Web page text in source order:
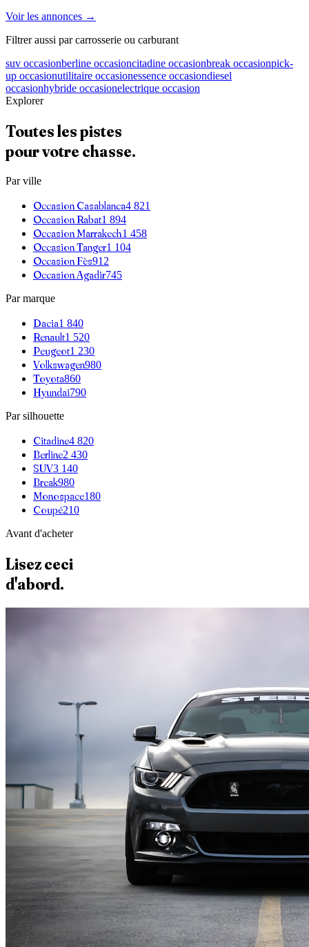
Voir les annonces →
Filtrer aussi par carrosserie ou carburant
suv occasionberline occasioncitadine occasionbreak occasionpick-
up occasionutilitaire occasionessence occasiondiesel
occasionhybride occasionelectrique occasion
Explorer
Toutes les pistes
pour votre chasse.
Par ville
OccasionCasablanca4 821
OccasionRabat1 894
OccasionMarrakech1 458
OccasionTanger1 104
OccasionFès912
OccasionAgadir745
Par marque
Dacia1 840
Renault1 520
Peugeot1 230
Volkswagen980
Toyota860
Hyundai790
Par silhouette
Citadine4 820
Berline2 430
SUV3 140
Break980
Monospace180
Coupé210
Avant d'acheter
Lisez ceci
d'abord.